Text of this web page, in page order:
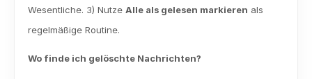
Wesentliche. 3) Nutze Alle als gelesen markieren als
regelmäßige Routine.
Wo finde ich gelöschte Nachrichten?